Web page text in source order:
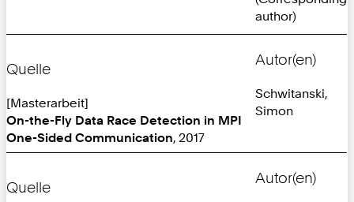
author)
Quelle
[Masterarbeit]
On-the-Fly Data Race Detection in MPI
One-Sided Communication, 2017
Autor(en)
Schwitanski,
Simon
Quelle
Autor(en)